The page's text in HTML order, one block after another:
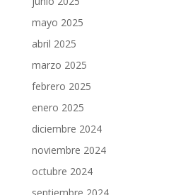
mayo 2025
abril 2025
marzo 2025
febrero 2025
enero 2025
diciembre 2024
noviembre 2024
octubre 2024